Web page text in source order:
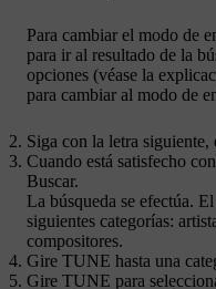
Para cambiar el modo de
para ir al resultado de la
opciones (véase la
para cambiar al modo de
Siga con la letra siguiente,
Cuando está satisfecho
Buscar.
La búsqueda se efectúa.
siguientes categorías:
compositores.
Gire TUNE hasta una
Gire TUNE para